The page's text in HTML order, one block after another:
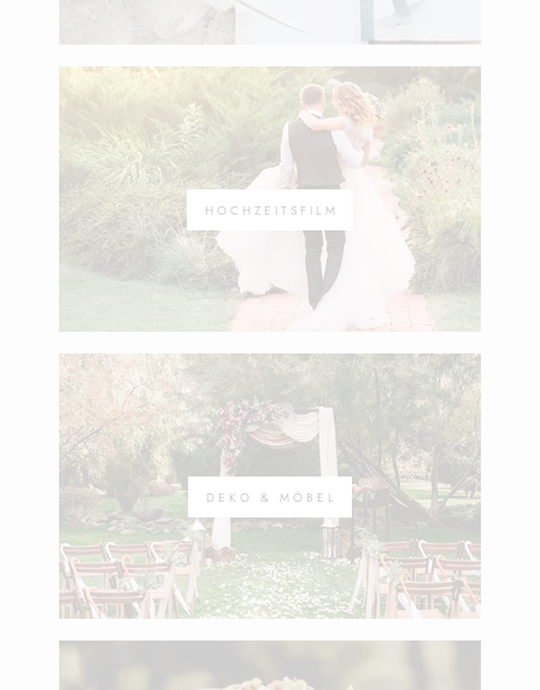
HOCHZEITSFILM
DEKO & MÖBEL